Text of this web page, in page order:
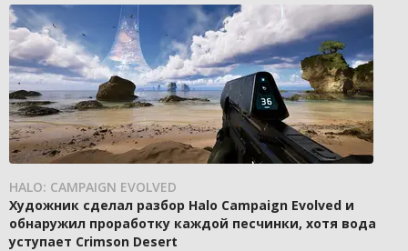
HALO: CAMPAIGN EVOLVED
Художник сделал разбор Halo Campaign Evolved и
обнаружил проработку каждой песчинки, хотя вода
уступает Crimson Desert